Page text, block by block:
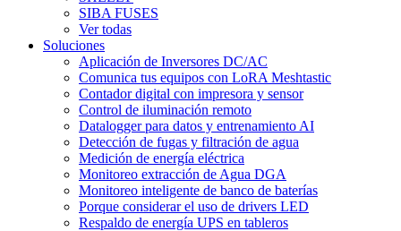
SIBA FUSES
Ver todas
Soluciones
Aplicación de Inversores DC/AC
Comunica tus equipos con LoRA Meshtastic
Contador digital con impresora y sensor
Control de iluminación remoto
Datalogger para datos y entrenamiento AI
Detección de fugas y filtración de agua
Medición de energía eléctrica
Monitoreo extracción de Agua DGA
Monitoreo inteligente de banco de baterías
Porque considerar el uso de drivers LED
Respaldo de energía UPS en tableros